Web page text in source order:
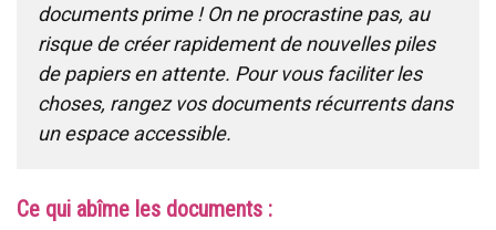
documents prime ! On ne procrastine pas, au
risque de créer rapidement de nouvelles piles
de papiers en attente. Pour vous faciliter les
choses, rangez vos documents récurrents dans
un espace accessible.
Ce qui abîme les documents :